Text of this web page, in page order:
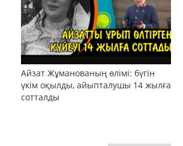
Айзат Жұманованың өлімі: бүгін
үкім оқылды, айыпталушы 14 жылға
сотталды